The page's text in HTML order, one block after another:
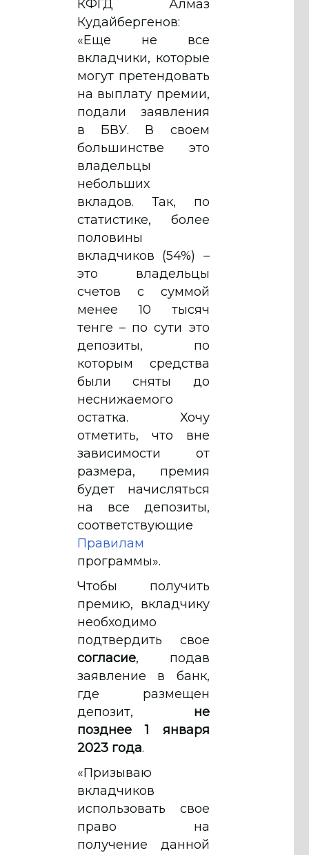
КФГД Алмаз
Кудайбергенов:
«Еще не все
вкладчики, которые
могут претендовать
на выплату премии,
подали заявления
в БВУ. В своем
большинстве это
владельцы
небольших
вкладов. Так, по
статистике, более
половины
вкладчиков (54%) –
это владельцы
счетов с суммой
менее 10 тысяч
тенге – по сути это
депозиты, по
которым средства
были сняты до
неснижаемого
остатка. Хочу
отметить, что вне
зависимости от
размера, премия
будет начисляться
на все депозиты,
соответствующие
Правилам
программы».
Чтобы получить
премию, вкладчику
необходимо
подтвердить свое
согласие, подав
заявление в банк,
где размещен
депозит, не
позднее 1 января
2023 года.
«Призываю
вкладчиков
использовать свое
право на
получение данной